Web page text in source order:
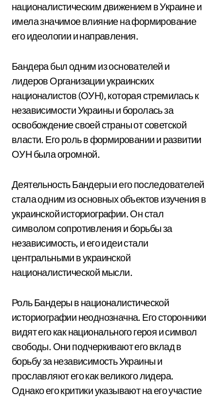
националистическим движением в Украине и
имела значимое влияние на формирование
его идеологии и направления.
Бандера был одним из основателей и
лидеров Организации украинских
националистов (ОУН), которая стремилась к
независимости Украины и боролась за
освобождение своей страны от советской
власти. Его роль в формировании и развитии
ОУН была огромной.
Деятельность Бандеры и его последователей
стала одним из основных объектов изучения в
украинской историографии. Он стал
символом сопротивления и борьбы за
независимость, и его идеи стали
центральными в украинской
националистической мысли.
Роль Бандеры в националистической
историографии неоднозначна. Его сторонники
видят его как национального героя и символ
свободы. Они подчеркивают его вклад в
борьбу за независимость Украины и
прославляют его как великого лидера.
Однако его критики указывают на его участие